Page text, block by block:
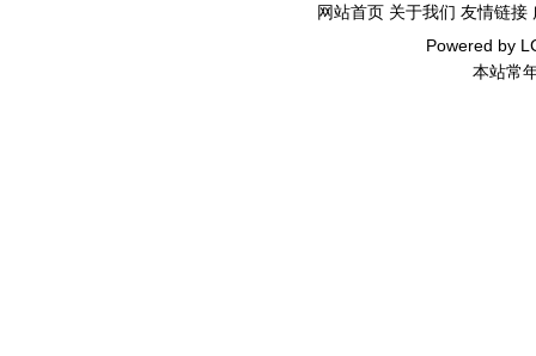
网站首页 关于我们 友情链接
Powered by
本站常